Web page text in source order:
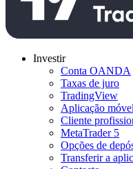
Investir
Conta OANDA
Taxas de juro
TradingView
Aplicação móvel
Cliente
MetaTrader 5
Opções de
Transferir a